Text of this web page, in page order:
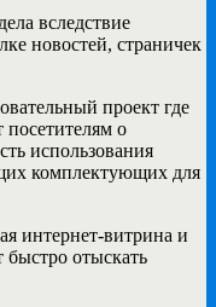
вследствие
новостей, страничек
проект где
о
использования
комплектующих для
интернет-витрина и
отыскать